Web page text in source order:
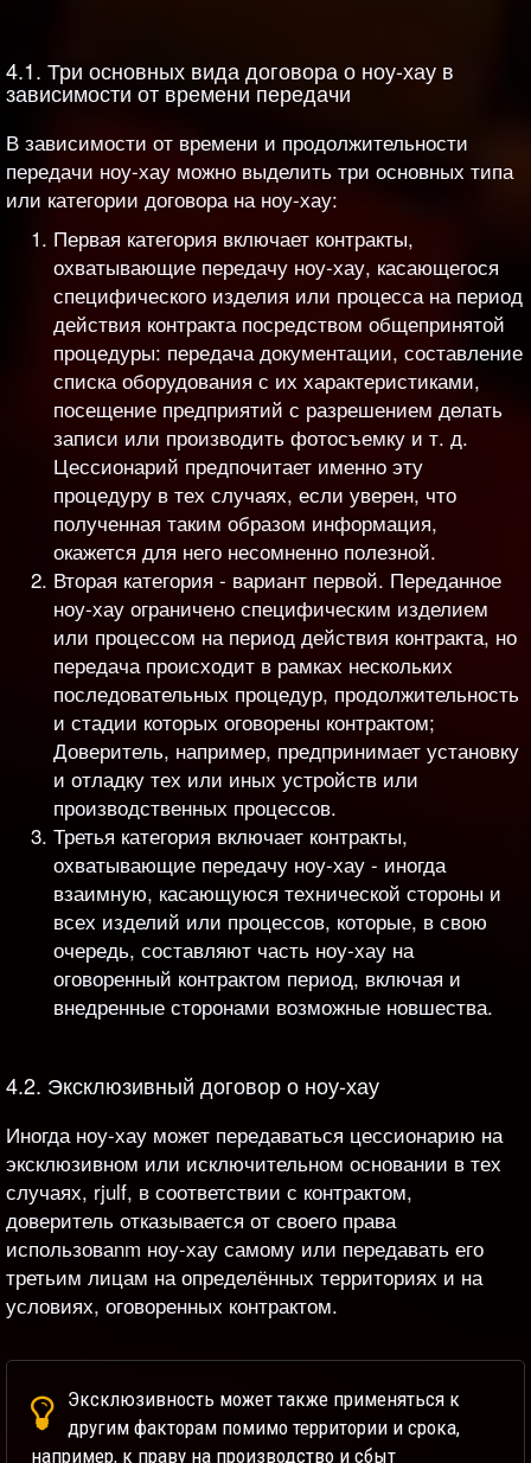
4.1. Три основных вида договора о ноу-хау в
зависимости от времени передачи
В зависимости от времени и продолжительности
передачи ноу-хау можно выделить три основных типа
или категории договора на ноу-хау:
Первая категория включает контракты,
охватывающие передачу ноу-хау, касающегося
специфического изделия или процесса на период
действия контракта посредством общепринятой
процедуры: передача документации, составление
списка оборудования с их характеристиками,
посещение предприятий с разрешением делать
записи или производить фотосъемку и т. д.
Цессионарий предпочитает именно эту
процедуру в тех случаях, если уверен, что
полученная таким образом информация,
окажется для него несомненно полезной.
Вторая категория - вариант первой. Переданное
ноу-хау ограничено специфическим изделием
или процессом на период действия контракта, но
передача происходит в рамках нескольких
последовательных процедур, продолжительность
и стадии которых оговорены контрактом;
Доверитель, например, предпринимает установку
и отладку тех или иных устройств или
производственных процессов.
Третья категория включает контракты,
охватывающие передачу ноу-хау - иногда
взаимную, касающуюся технической стороны и
всех изделий или процессов, которые, в свою
очередь, составляют часть ноу-хау на
оговоренный контрактом период, включая и
внедренные сторонами возможные новшества.
4.2. Эксклюзивный договор о ноу-хау
Иногда ноу-хау может передаваться цессионарию на
эксклюзивном или исключительном основании в тех
случаях, rjulf, в соответствии с контрактом,
доверитель отказывается от своего права
использоваnm ноу-хау самому или передавать его
третьим лицам на определённых территориях и на
условиях, оговоренных контрактом.
Эксклюзивность может также применяться к
другим факторам помимо территории и срока,
например, к праву на производство и сбыт